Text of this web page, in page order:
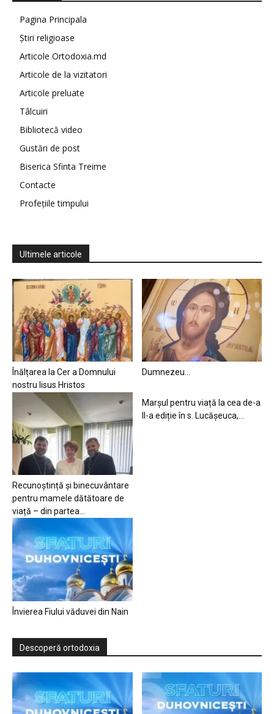
Pagina Principala
Știri religioase
Articole Ortodoxia.md
Articole de la vizitatori
Articole preluate
Tâlcuiri
Bibliotecă video
Gustări de post
Biserica Sfinta Treime
Contacte
Profețiile timpului
Ultimele articole
Înălțarea la Cer a Domnului
nostru Iisus Hristos
Dumnezeu…
Recunoștință și binecuvântare
pentru mamele dătătoare de
viață – din partea...
Marșul pentru viață la cea de-a
II-a ediție în s. Lucășeuca,...
Învierea Fiului văduvei din Nain
Descoperă ortodoxia